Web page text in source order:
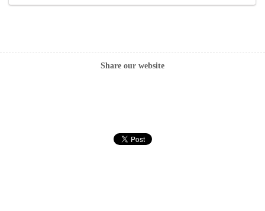
Share our website